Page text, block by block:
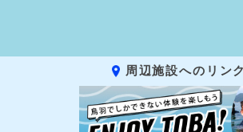
周辺施設へのリンク